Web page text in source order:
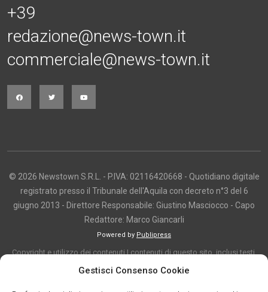
Gestisci Consenso Cookie
+39
redazione@news-town.it
commerciale@news-town.it
© 2026 Newstown S.R.L. - P.IVA: 02116420668 - Quotidiano digitale
registrato presso il Tribunale dell'Aquila con decreto n°3 del 6
giugno 2013 - Direttore Responsabile: Giustino Masciocco - Capo
Redattore: Marco Giancarli
Powered by Publipress
Copyright e utilizzo dei contenuti I contenuti di questo sito, inclusi testi,
articoli, immagini, fotografie, video e grafica, sono protetti da copyright e